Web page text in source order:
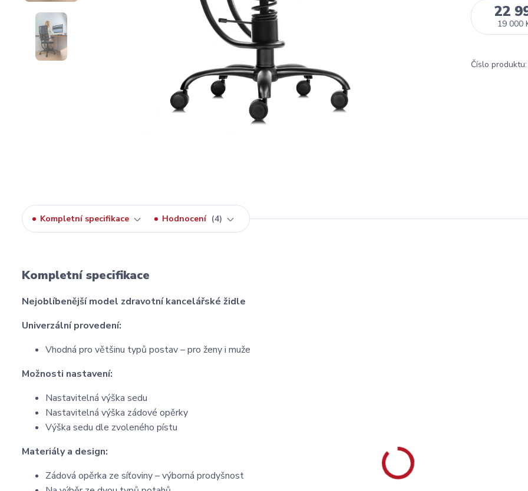
22
19 000
Číslo produktu:
Kompletní specifikace Hodnocení 4
Kompletní specifikace
Nejoblíbenější model zdravotní kancelářské židle
Univerzální provedení:
Vhodná pro většinu typů postav – pro ženy i muže
Možnosti nastavení:
Nastavitelná výška sedu
Nastavitelná výška zádové opěrky
Výška sedu dle zvoleného pístu
Materiály a design:
Zádová opěrka ze síťoviny – výborná prodyšnost